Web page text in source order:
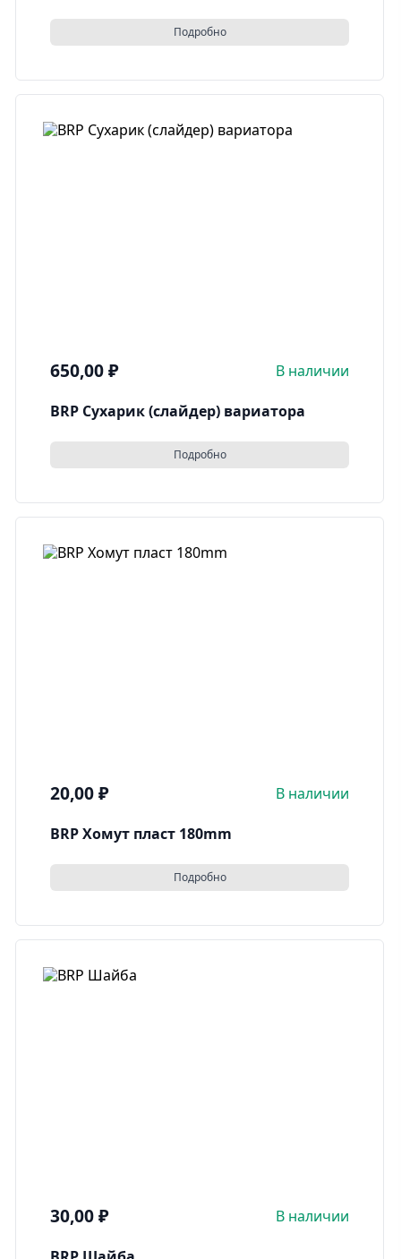
Подробно
650,00₽ В наличии
BRP Сухарик (слайдер) вариатора
Подробно
20,00₽ В наличии
BRP Хомут пласт 180mm
Подробно
30,00₽ В наличии